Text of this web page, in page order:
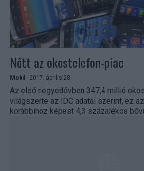
Nőtt az okostelefon-piac
Mobil 2017. április 28.
Az első negyedévben 347,4 millió
világszerte az IDC adatai szerint, ez
korábbihoz képest 4,3 százalékos